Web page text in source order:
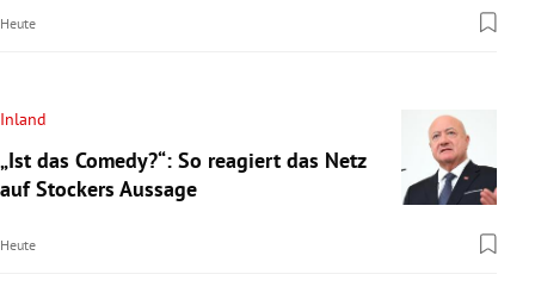
Heute
Inland
„Ist das Comedy?“: So reagiert das Netz
auf Stockers Aussage
Heute